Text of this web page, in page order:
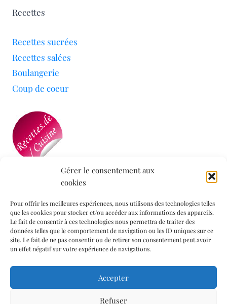
Gérer le consentement aux
cookies
Pour offrir les meilleures expériences, nous utilisons des technologies telles
que les cookies pour stocker et/ou accéder aux informations des appareils.
Le fait de consentir à ces technologies nous permettra de traiter des
données telles que le comportement de navigation ou les ID uniques sur ce
site. Le fait de ne pas consentir ou de retirer son consentement peut avoir
un effet négatif sur votre expérience de navigations.
Accepter
Refuser
Recettes
Recettes sucrées
Recettes salées
Boulangerie
Coup de coeur
Mon blog a été sélectionné par le site
Informations légales
Mentions légales
Politique de confidentialité
Politique de cookies (UE)